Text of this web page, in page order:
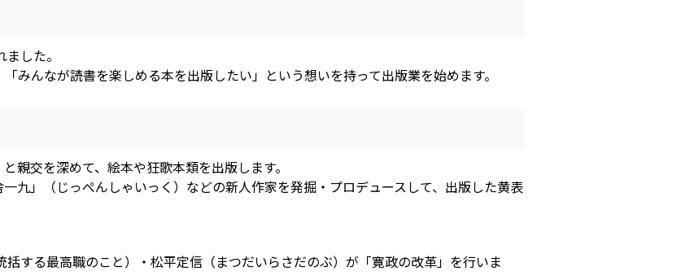
した。
みんなが読書を楽しめる本を出版したい」という想いを持って出版業を始めます。
親交を深めて、絵本や狂歌本類を出版します。
九」（じっぺんしゃいっく）などの新人作家を発掘・プロデュースして、出版した黄表
する最高職のこと）・松平定信（まつだいらさだのぶ）が「寛政の改革」を行いま